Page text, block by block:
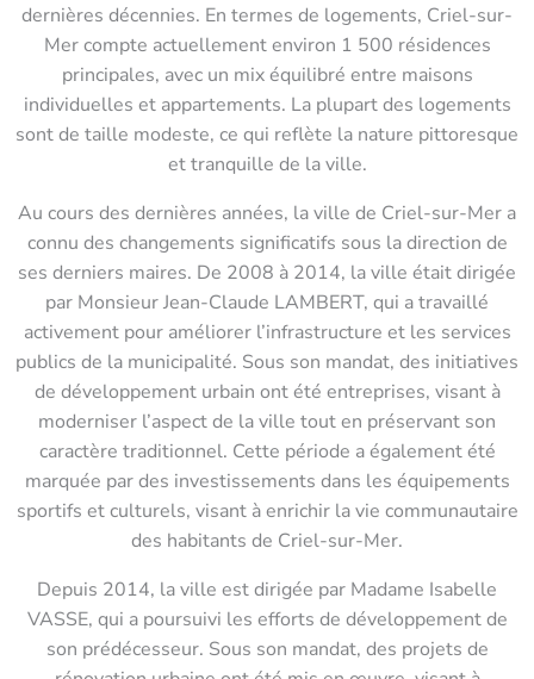
dernières décennies. En termes de logements, Criel-sur-
Mer compte actuellement environ 1 500 résidences
principales, avec un mix équilibré entre maisons
individuelles et appartements. La plupart des logements
sont de taille modeste, ce qui reflète la nature pittoresque
et tranquille de la ville.
Au cours des dernières années, la ville de Criel-sur-Mer a
connu des changements significatifs sous la direction de
ses derniers maires. De 2008 à 2014, la ville était dirigée
par Monsieur Jean-Claude LAMBERT, qui a travaillé
activement pour améliorer l’infrastructure et les services
publics de la municipalité. Sous son mandat, des initiatives
de développement urbain ont été entreprises, visant à
moderniser l’aspect de la ville tout en préservant son
caractère traditionnel. Cette période a également été
marquée par des investissements dans les équipements
sportifs et culturels, visant à enrichir la vie communautaire
des habitants de Criel-sur-Mer.
Depuis 2014, la ville est dirigée par Madame Isabelle
VASSE, qui a poursuivi les efforts de développement de
son prédécesseur. Sous son mandat, des projets de